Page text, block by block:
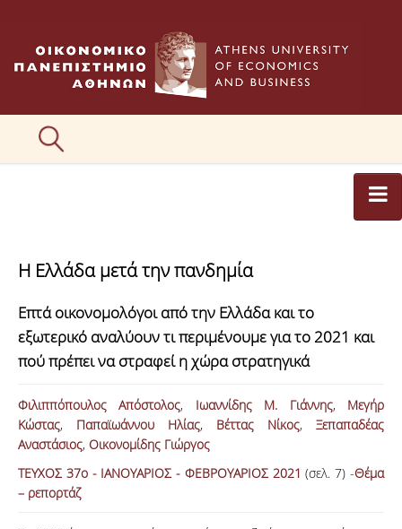
ΚΑΤΗΓΟΡΙΕΣ ΑΡΘΡΩΝ
ΕΙΚΟΝΕΣ
ΣΥΝΤΑΚΤΙΚΗ ΟΜΑΔΑ
ΑΝΑΖΗΤΗΣΗ
Η Ελλάδα μετά την πανδημία
Επτά οικονομολόγοι από την Ελλάδα και το
εξωτερικό αναλύουν τι περιμένουμε για το 2021 και
πού πρέπει να στραφεί η χώρα στρατηγικά
Φιλιππόπουλος Απόστολος, Ιωαννίδης Μ. Γιάννης, Μεγήρ
Κώστας, Παπαϊωάννου Ηλίας, Βέττας Νίκος, Ξεπαπαδέας
Αναστάσιος, Οικονομίδης Γιώργος
ΤΕΥΧΟΣ 37ο - ΙΑΝΟΥΑΡΙΟΣ - ΦΕΒΡΟΥΑΡΙΟΣ 2021 (σελ. 7) -Θέμα
– ρεπορτάζ